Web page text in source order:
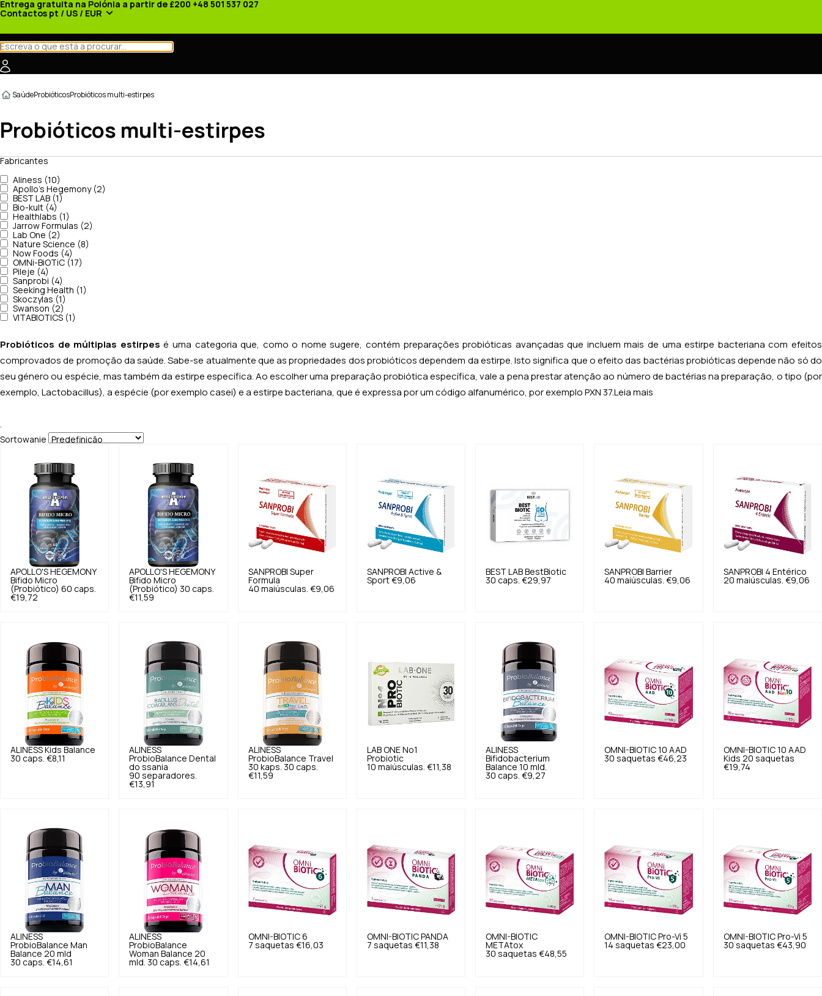
Entrega gratuita na Polónia a partir de £200 +48 501 537 027
Contactos pt / US / EUR
SaúdeProbióticosProbióticos multi-estirpes
Probióticos multi-estirpes
Fabricantes
Aliness (10)
Apollo's Hegemony (2)
BEST LAB (1)
Bio-kult (4)
Healthlabs (1)
Jarrow Formulas (2)
Lab One (2)
Nature Science (8)
Now Foods (4)
OMNi-BiOTiC (17)
Pileje (4)
Sanprobi (4)
Seeking Health (1)
Skoczylas (1)
Swanson (2)
VITABIOTICS (1)
Probióticos de múltiplas estirpes é uma categoria que, como o nome sugere, contém preparações probióticas avançadas que incluem mais de uma estirpe bacteriana com efeitos
comprovados de promoção da saúde.Sabe-se atualmente que as propriedades dos probióticos dependem da estirpe. Isto significa que o efeito das bactérias probióticas depende não só do
seu género ou espécie, mas também da estirpe específica. Ao escolher uma preparação probiótica específica, vale a pena prestar atenção ao número de bactérias na preparação, o tipo (por
exemplo, Lactobacillus), a espécie (por exemplo casei) e a estirpe bacteriana, que é expressa por um código alfanumérico, por exemplo PXN 37. Leia mais
Sortowanie
APOLLO'S HEGEMONY
Bifido Micro
(Probiótico) 60 caps.
€19,72
APOLLO'S HEGEMONY
Bifido Micro
(Probiótico) 30 caps.
€11,59
SANPROBI Super
Formula
40 maiúsculas. €9,06
SANPROBI Active &
Sport €9,06
BEST LAB BestBiotic
30 caps. €29,97
SANPROBI Barrier
40 maiúsculas. €9,06
SANPROBI 4 Entérico
20 maiúsculas. €9,06
ALINESS Kids Balance
30 caps. €8,11
ALINESS
ProbioBalance Dental
do ssania
90 separadores.
€13,91
ALINESS
ProbioBalance Travel
30 kaps. 30 caps.
€11,59
LAB ONE No1
Probiotic
10 maiúsculas. €11,38
ALINESS
Bifidobacterium
Balance 10 mld.
30 caps. €9,27
OMNI-BIOTIC 10 AAD
30 saquetas €46,23
OMNI-BIOTIC 10 AAD
Kids 20 saquetas
€19,74
ALINESS
ProbioBalance Man
Balance 20 mld
30 caps. €14,61
ALINESS
ProbioBalance
Woman Balance 20
mld. 30 caps. €14,61
OMNI-BIOTIC 6
7 saquetas €16,03
OMNI-BIOTIC PANDA
7 saquetas €11,38
OMNI-BIOTIC
METAtox
30 saquetas €48,55
OMNI-BIOTIC Pro-Vi 5
14 saquetas €23,00
OMNI-BIOTIC Pro-Vi 5
30 saquetas €43,90